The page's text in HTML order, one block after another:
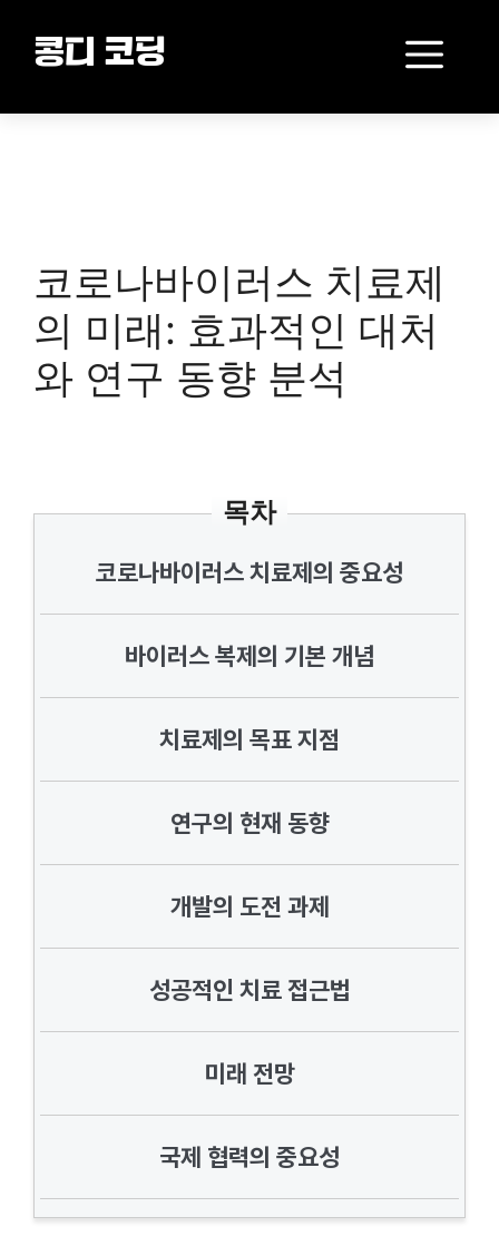
content콩디 코딩
코로나바이러스 치료제
의 미래: 효과적인 대처
와 연구 동향 분석
목차
코로나바이러스 치료제의 중요성
바이러스 복제의 기본 개념
치료제의 목표 지점
연구의 현재 동향
개발의 도전 과제
성공적인 치료 접근법
미래 전망
국제 협력의 중요성